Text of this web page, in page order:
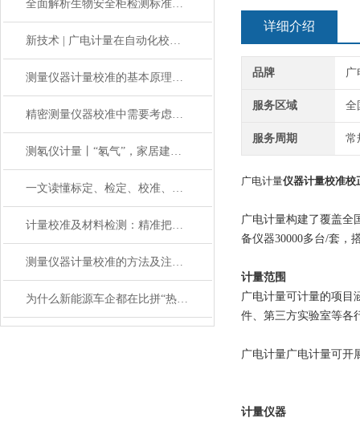
全面解析生物安全柜检测标准：如何确保实验室环境洁净？
新技术 | 广电计量在自动化校准领域实现重要突破
测量仪器计量校准的基本原理与应用
精密测量仪器校准中需要考虑哪些影响因素？
测氡仪计量丨“氡气”，家居建材中的放射性气体
一文读懂标定、检定、校准、校验的区别
计量校准及材料检测：精准把控，助力材料性能优化升级
测量仪器计量校准的方法及注意事项
为什么新能源车企都在比拼“热管理”？
详细介绍
品牌 广
服务区域 全
服务周期 常
广电计量仪器计量校准校
广电计量构建了覆盖全
备仪器30000多台/套，
计量范围
广电计量可计量的项目
件、第三方实验室等各
广电计量广电计量可开
计量仪器